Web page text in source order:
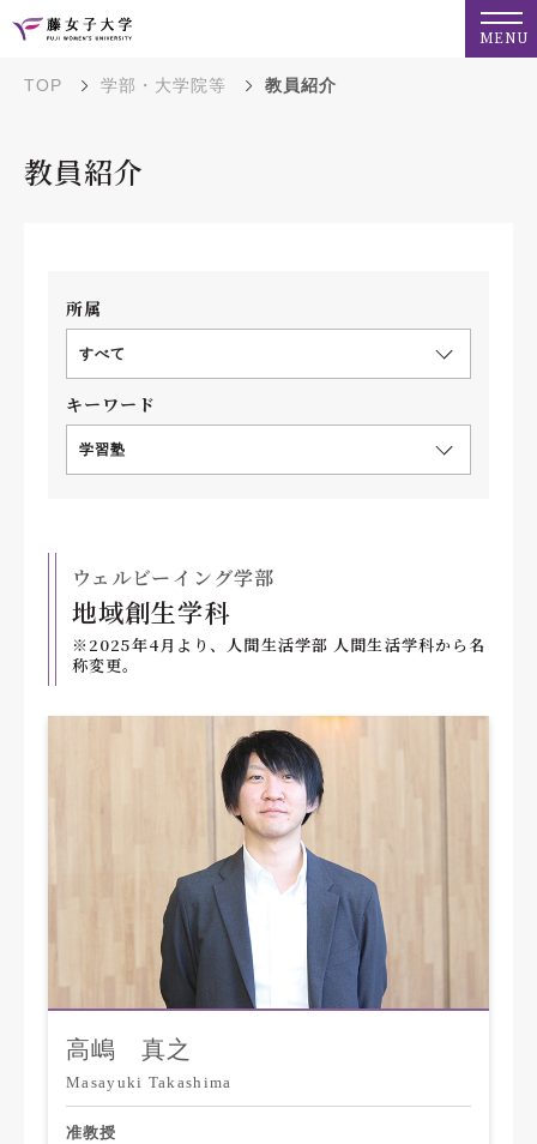
MENU
TOP 学部・大学院等 教員紹介
教員紹介
所属
すべて
キーワード
学習塾
ウェルビーイング学部
地域創生学科
※2025年4月より、人間生活学部 人間生活学科から名
称変更。
高嶋 真之
Masayuki Takashima
准教授